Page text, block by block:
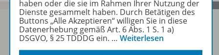
Sofort profitieren
haben oder die sie im Rahmen Ihrer Nutzung der
Dienste gesammelt haben. Durch Betätigen des
Buttons „Alle Akzeptieren“ willigen Sie in diese
Datenerhebung gemäß Art. 6 Abs. 1 S. 1 a)
DSGVO, § 25 TDDDG ein. … Weiterlesen